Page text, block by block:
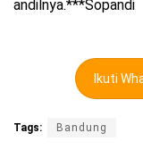
andilnya.***Sopandi
Ikuti
Tags: Bandung